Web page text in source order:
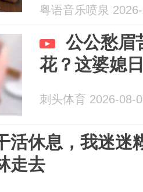
粤语音乐喷泉
公公愁眉
花？这婆媳
刺头体育 2026-08-
活休息，我迷迷
走去